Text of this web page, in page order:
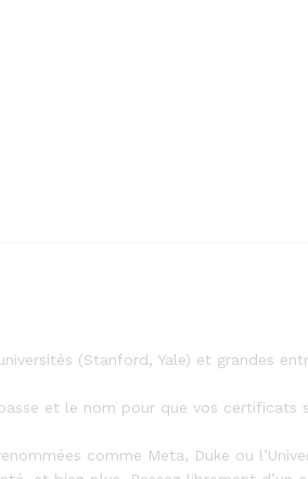
(Stanford, Yale) et grandes
et le nom pour que vos certificats
comme Meta, Duke ou